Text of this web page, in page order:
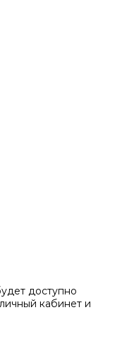
доступно
кабинет и